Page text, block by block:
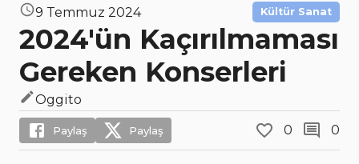
9 Temmuz 2024 Kültür Sanat
2024'ün Kaçırılmaması
Gereken Konserleri
Oggito
Paylaş Paylaş 0 0